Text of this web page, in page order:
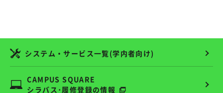
システム・サービス一覧(学内者向け)
CAMPUS SQUARE
シラバス･履修登録の情報